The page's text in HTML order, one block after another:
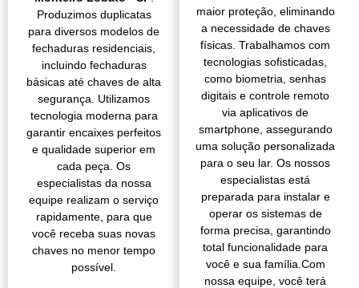
Produzimos duplicatas
para diversos modelos de
fechaduras residenciais,
incluindo fechaduras
básicas até chaves de alta
segurança. Utilizamos
tecnologia moderna para
garantir encaixes perfeitos
e qualidade superior em
cada peça. Os
especialistas da nossa
equipe realizam o serviço
rapidamente, para que
você receba suas novas
chaves no menor tempo
possível.
maior proteção, eliminando
a necessidade de chaves
físicas. Trabalhamos com
tecnologias sofisticadas,
como biometria, senhas
digitais e controle remoto
via aplicativos de
smartphone, assegurando
uma solução personalizada
para o seu lar. Os nossos
especialistas está
preparada para instalar e
operar os sistemas de
forma precisa, garantindo
total funcionalidade para
você e sua família.Com
nossa equipe, você terá